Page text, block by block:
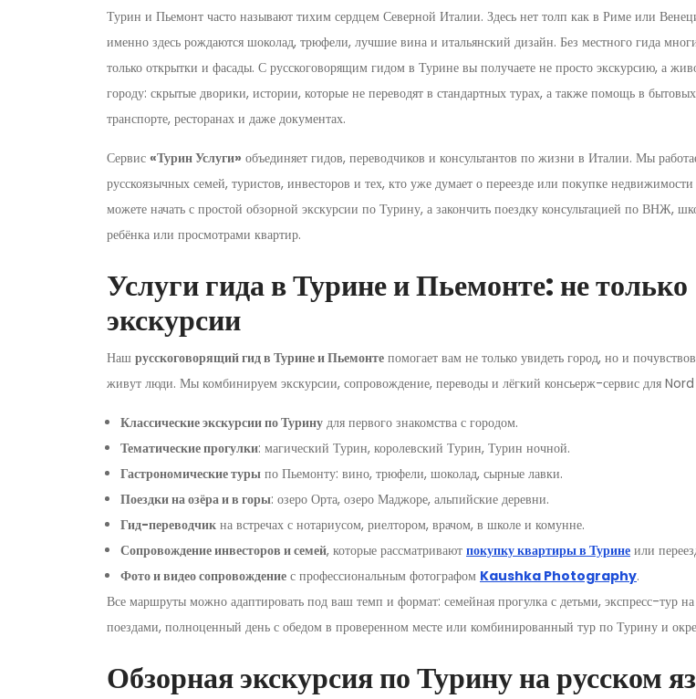
Турин и Пьемонт часто называют тихим сердцем Северной Италии. Здесь нет толп как в Риме или
именно здесь рождаются шоколад, трюфели, лучшие вина и итальянский дизайн. Без местного гида
только открытки и фасады. С русскоговорящим гидом в Турине вы получаете не просто экскурсию, а
городу: скрытые дворики, истории, которые не переводят в стандартных турах, а также помощь в
транспорте, ресторанах и даже документах.
Сервис «Турин Услуги» объединяет гидов, переводчиков и консультантов по жизни в Италии. Мы
русскоязычных семей, туристов, инвесторов и тех, кто уже думает о переезде или покупке
можете начать с простой обзорной экскурсии по Турину, а закончить поездку консультацией по ВНЖ,
ребёнка или просмотрами квартир.
Услуги гида в Турине и Пьемонте: не только
экскурсии
Наш русскоговорящий гид в Турине и Пьемонте помогает вам не только увидеть город, но и
живут люди. Мы комбинируем экскурсии, сопровождение, переводы и лёгкий консьерж-сервис для
Классические экскурсии по Турину для первого знакомства с городом.
Тематические прогулки: магический Турин, королевский Турин, Турин ночной.
Гастрономические туры по Пьемонту: вино, трюфели, шоколад, сырные лавки.
Поездки на озёра и в горы: озеро Орта, озеро Маджоре, альпийские деревни.
Гид-переводчик на встречах с нотариусом, риелтором, врачом, в школе и комунне.
Сопровождение инвесторов и семей, которые рассматривают покупку квартиры в Турине или
Фото и видео сопровождение с профессиональным фотографом Kaushka Photography.
Все маршруты можно адаптировать под ваш темп и формат: семейная прогулка с детьми, экспресс-тур
поездами, полноценный день с обедом в проверенном месте или комбинированный тур по Турину и
Обзорная экскурсия по Турину на русском